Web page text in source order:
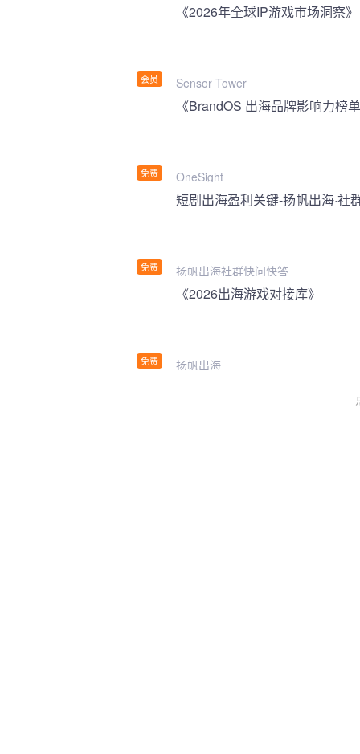
会员
《2026年全球IP游戏市场洞察》
Sensor Tower
免费
《BrandOS 出海品牌影响力榜
OneSight
免费
短剧出海盈利关键-扬帆出海·社
扬帆出海社群快问快答
免费
《2026出海游戏对接库》
扬帆出海